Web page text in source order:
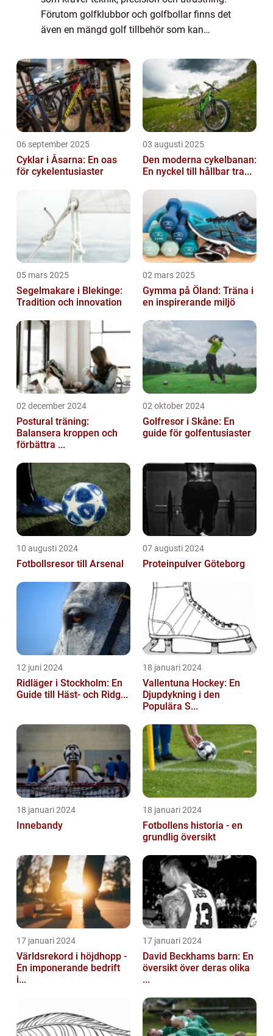
Förutom golfklubbor och golfbollar finns det
även en mängd golf tillbehör som kan
att spela på toppnivå. Dessa tillbe...
06 september 2025
Cyklar i Åsarna: En oas
för cykelentusiaster
03 augusti 2025
Den moderna cykelbanan:
En nyckel till hållbar tra...
05 mars 2025
Segelmakare i Blekinge:
Tradition och innovation
02 mars 2025
Gymma på Öland: Träna i
en inspirerande miljö
02 december 2024
Postural träning:
Balansera kroppen och
förbättra ...
02 oktober 2024
Golfresor i Skåne: En
guide för golfentusiaster
10 augusti 2024
Fotbollsresor till Arsenal
07 augusti 2024
Proteinpulver Göteborg
12 juni 2024
Ridläger i Stockholm: En
Guide till Häst- och Ridg...
18 januari 2024
Vallentuna Hockey: En
Djupdykning i den
Populära S...
18 januari 2024
Innebandy
18 januari 2024
Fotbollens historia - en
grundlig översikt
17 januari 2024
Världsrekord i höjdhopp -
En imponerande bedrift
i...
17 januari 2024
David Beckhams barn: En
översikt över deras olika
...